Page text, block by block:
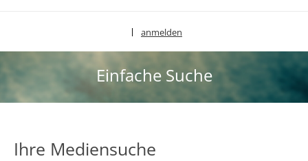
anmelden
Einfache Suche
Ihre Mediensuche